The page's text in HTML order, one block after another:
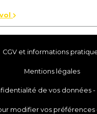
CGV et informations
Mentions légales
de vos données -
modifier vos préférences